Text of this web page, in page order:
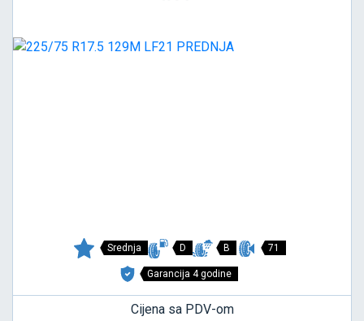
Srednja D B 71
Garancija 4 godine
Cijena sa PDV-om